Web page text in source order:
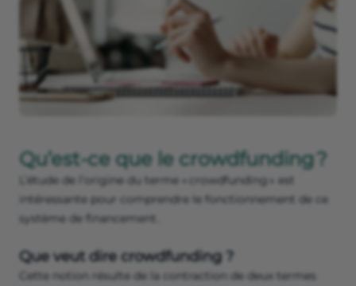
Qu’est-ce que le crowdfunding ?
L’étude de l’origine du terme « crowdfunding » est
intéressante pour comprendre le fonctionnement de ce
système de financement.
Que veut dire crowdfunding ?
Cette notion résulte de la contraction de deux termes